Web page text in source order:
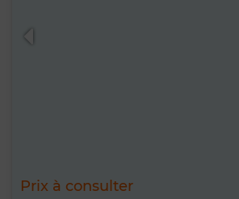
Prix à consulter